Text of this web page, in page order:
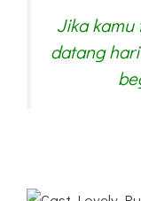
Jika kamu
datang